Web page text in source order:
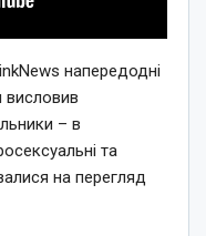
напередодні
висловив
– в
та
на перегляд